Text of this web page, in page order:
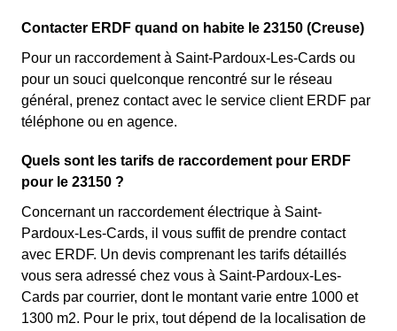
Contacter ERDF quand on habite le 23150 (Creuse)
Pour un raccordement à Saint-Pardoux-Les-Cards ou
pour un souci quelconque rencontré sur le réseau
général, prenez contact avec le service client ERDF par
téléphone ou en agence.
Quels sont les tarifs de raccordement pour ERDF
pour le 23150 ?
Concernant un raccordement électrique à Saint-
Pardoux-Les-Cards, il vous suffit de prendre contact
avec ERDF. Un devis comprenant les tarifs détaillés
vous sera adressé chez vous à Saint-Pardoux-Les-
Cards par courrier, dont le montant varie entre 1000 et
1300 m2. Pour le prix, tout dépend de la localisation de